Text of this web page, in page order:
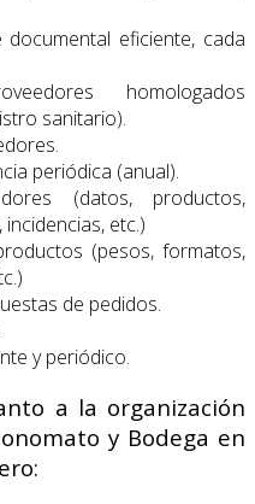
eficiente, cada
homologados
sanitario).
periódica (anual).
(datos, productos,
etc.)
(pesos, formatos,
de pedidos.
y periódico.
a la organización
y Bodega en